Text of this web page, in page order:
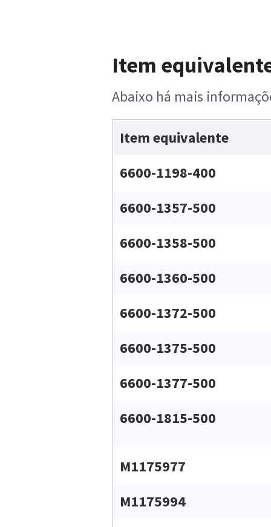
Item
Abaixo há mais
Item equivalente
6600-1198-400
6600-1357-500
6600-1358-500
6600-1360-500
6600-1372-500
6600-1375-500
6600-1377-500
6600-1815-500
M1175977
M1175994